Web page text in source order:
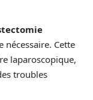
Cette
laparoscopique,
troubles